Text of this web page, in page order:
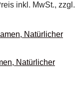
inkl. MwSt., zzgl.
Natürlicher